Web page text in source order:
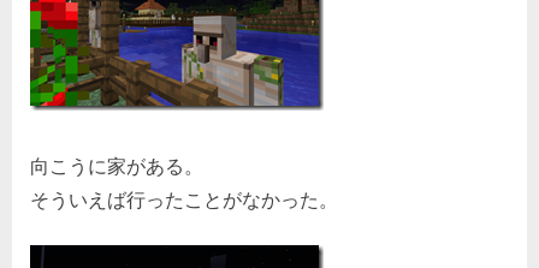
向こうに家がある。
そういえば行ったことがなかった。